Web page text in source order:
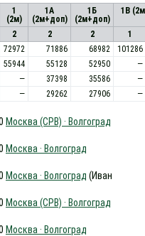
1
(2м)
1А
(2м+доп)
1Б
(2м+доп)
1В
2 2 2
1
72972 71886 68982
101286
55944 55128 52950
—
— 37398 35586
—
— 29262 27906 —
Москва (СРВ) · Волгоград
Москва · Волгоград
Москва · Волгоград (Иван
Москва (СРВ) · Волгоград
Москва · Волгоград